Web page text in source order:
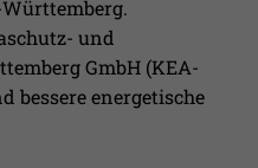
und
GmbH (KEA-
bessere energetische